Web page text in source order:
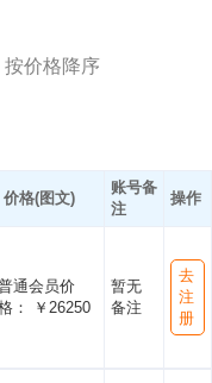
按价格降序
价格(图文)
账号备
注
操作
通会员价
： ￥26250
暂无
备注
去
注
册